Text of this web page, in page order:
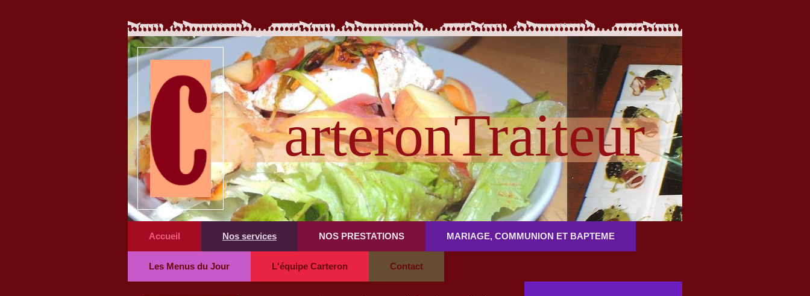
arteronTraiteur
Accueil Nos services NOS PRESTATIONS MARIAGE, COMMUNION ET BAPTEME
Les Menus du Jour L'équipe Carteron Contact